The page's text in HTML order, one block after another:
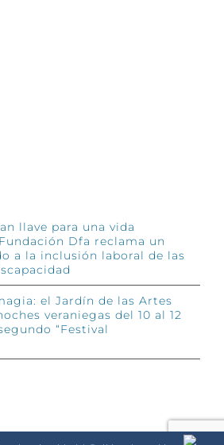
llave para una vida
Dfa reclama un
a la inclusión laboral de las
el Jardín de las Artes
veraniegas del 10 al 12
“Festival